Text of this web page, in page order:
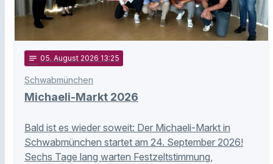
notes 05. August 2026 13:25
Schwabmünchen
Michaeli-Markt 2026
Bald ist es wieder soweit: Der Michaeli-Markt in
Schwabmünchen startet am 24. September 2026!
Sechs Tage lang warten Festzeltstimmung,